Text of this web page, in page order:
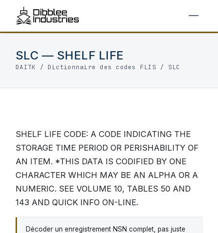
SLC — SHELF LIFE
DAITK /Dictionnaire des codes FLIS / SLC
SHELF LIFE CODE: A CODE INDICATING THE
STORAGE TIME PERIOD OR PERISHABILITY OF
AN ITEM. *THIS DATA IS CODIFIED BY ONE
CHARACTER WHICH MAY BE AN ALPHA OR A
NUMERIC. SEE VOLUME 10, TABLES 50 AND
143 AND QUICK INFO ON-LINE.
Décoder un enregistrement NSN complet, pas juste